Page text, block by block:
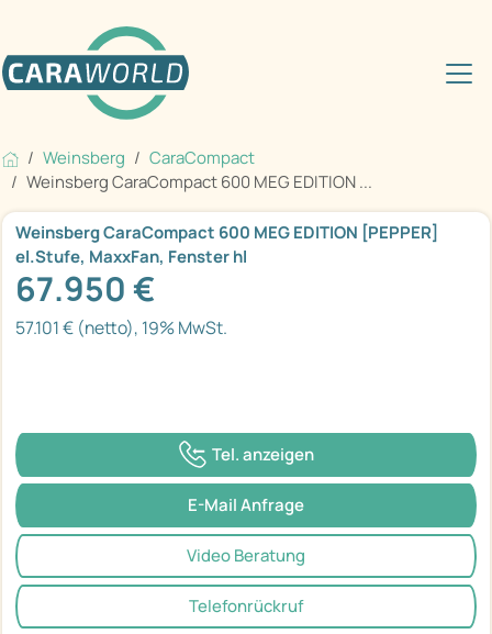
Weinsberg
CaraCompact
Weinsberg CaraCompact 600 MEG EDITION ...
Weinsberg CaraCompact 600 MEG EDITION [PEPPER]
el.Stufe, MaxxFan, Fenster hl
67.950 €
57.101 € (netto), 19% MwSt.
Tel. anzeigen
E-Mail Anfrage
Video Beratung
Telefonrückruf